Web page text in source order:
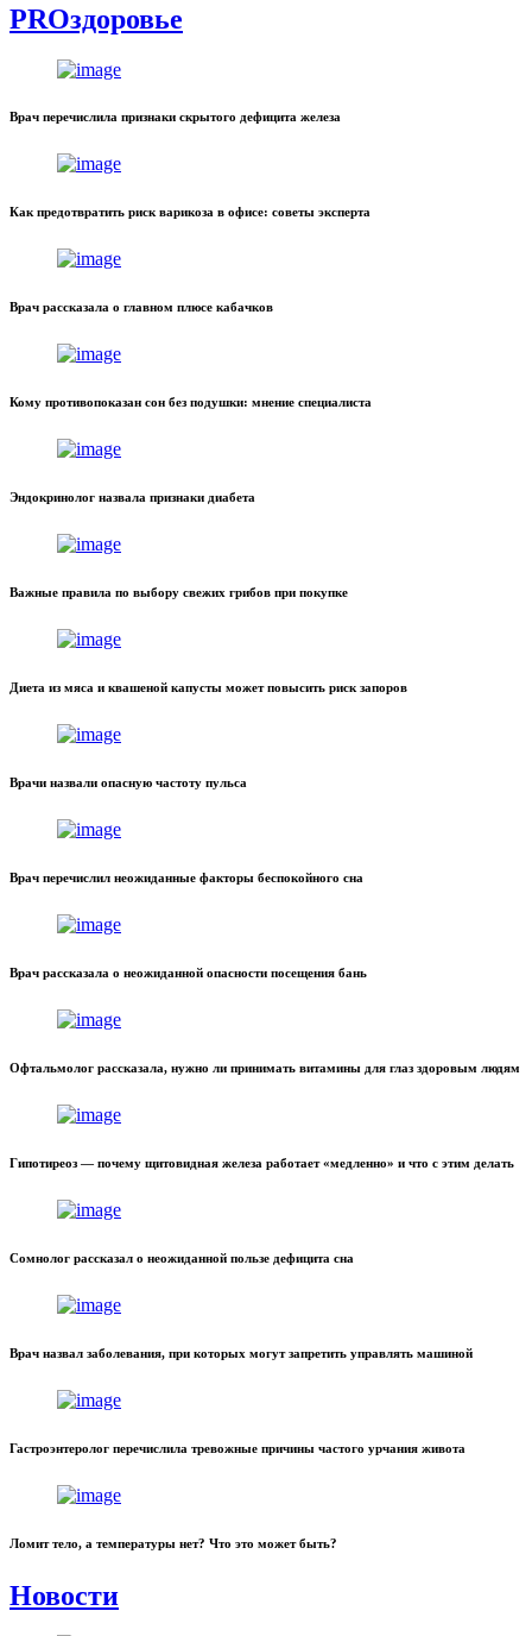
PROздоровье
Врач перечислила признаки скрытого дефицита железа
Как предотвратить риск варикоза в офисе: советы эксперта
Врач рассказала о главном плюсе кабачков
Кому противопоказан сон без подушки: мнение специалиста
Эндокринолог назвала признаки диабета
Важные правила по выбору свежих грибов при покупке
Диета из мяса и квашеной капусты может повысить риск запоров
Врачи назвали опасную частоту пульса
Врач перечислил неожиданные факторы беспокойного сна
Врач рассказала о неожиданной опасности посещения бань
Офтальмолог рассказала, нужно ли принимать витамины для глаз здоровым людям
Гипотиреоз — почему щитовидная железа работает «медленно» и что с этим делать
Сомнолог рассказал о неожиданной пользе дефицита сна
Врач назвал заболевания, при которых могут запретить управлять машиной
Гастроэнтеролог перечислила тревожные причины частого урчания живота
Ломит тело, а температуры нет? Что это может быть?
Новости